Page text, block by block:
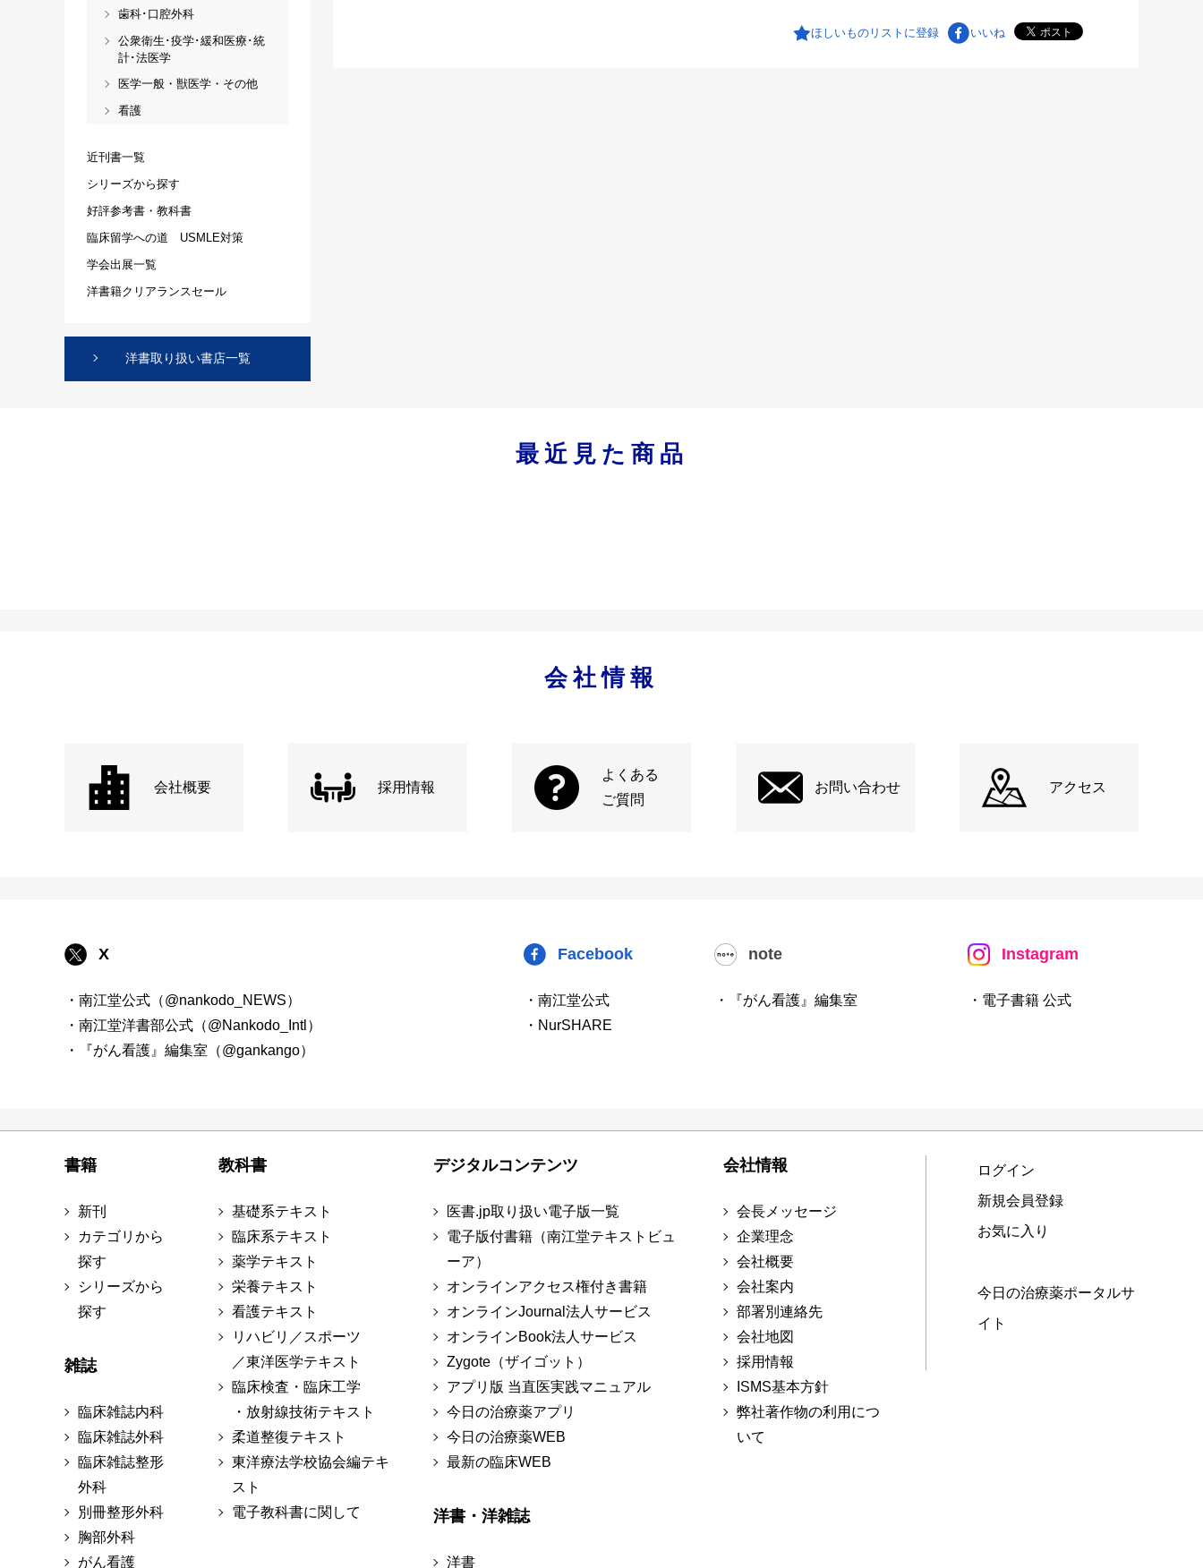
ほしいものリストに登録 いいね
歯科･口腔外科
公衆衛生･疫学･緩和医療･統
計･法医学
医学一般・獣医学・その他
看護
近刊書一覧
シリーズから探す
好評参考書・教科書
臨床留学への道 USMLE対策
学会出展一覧
洋書籍クリアランスセール
洋書取り扱い書店一覧
最近見た商品
会社情報
会社概要 採用情報
よくある
ご質問
お問い合わせ アクセス
X
・南江堂公式（@nankodo_NEWS）
・南江堂洋書部公式（@Nankodo_Intl）
・『がん看護』編集室（@gankango）
Facebook
・南江堂公式
・NurSHARE
note
・『がん看護』編集室
Instagram
・電子書籍 公式
書籍
新刊
カテゴリから
探す
シリーズから
探す
雑誌
臨床雑誌内科
臨床雑誌外科
臨床雑誌整形
外科
別冊整形外科
胸部外科
がん看護
教科書
基礎系テキスト
臨床系テキスト
薬学テキスト
栄養テキスト
看護テキスト
リハビリ／スポーツ
／東洋医学テキスト
臨床検査・臨床工学
・放射線技術テキスト
柔道整復テキスト
東洋療法学校協会編テキ
スト
電子教科書に関して
デジタルコンテンツ
医書.jp取り扱い電子版一覧
電子版付書籍（南江堂テキストビュ
ーア）
オンラインアクセス権付き書籍
オンラインJournal法人サービス
オンラインBook法人サービス
Zygote（ザイゴット）
アプリ版 当直医実践マニュアル
今日の治療薬アプリ
今日の治療薬WEB
最新の臨床WEB
洋書・洋雑誌
洋書
会社情報
会長メッセージ
企業理念
会社概要
会社案内
部署別連絡先
会社地図
採用情報
ISMS基本方針
弊社著作物の利用につ
いて
ログイン
新規会員登録
お気に入り
今日の治療薬ポータルサ
イト